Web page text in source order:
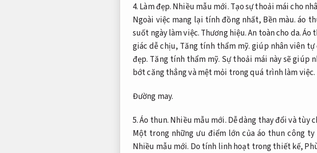
4. Làm đẹp. Nhiều mẫu mới. Tạo sự thoải mái cho
Ngoài việc mang lại tính đồng nhất, Bền màu. áo
suốt ngày làm việc. Thương hiệu.An toàn cho da.Áo
giác dễ chịu, Tăng tính thẩm mỹ. giúp nhân viên tự
đẹp. Tăng tính thẩm mỹ. Sự thoải mái này sẽ giúp
bớt căng thẳng và mệt mỏi trong quá trình làm việc.
Đường may.
5.Áo thun. Nhiều mẫu mới. Dễ dàng thay đổi và tùy
Một trong những ưu điểm lớn của áo thun công
Nhiều mẫu mới. Do tính linh hoạt trong thiết kế,